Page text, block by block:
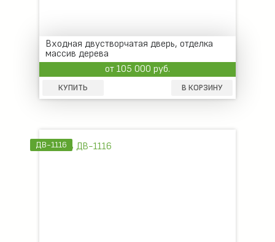
Входная двустворчатая дверь, отделка
массив дерева
от 105 000 руб.
КУПИТЬ В КОРЗИНУ
ДВ-1116